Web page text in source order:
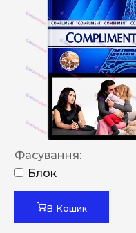
Фасування:
Блок
В Кошик